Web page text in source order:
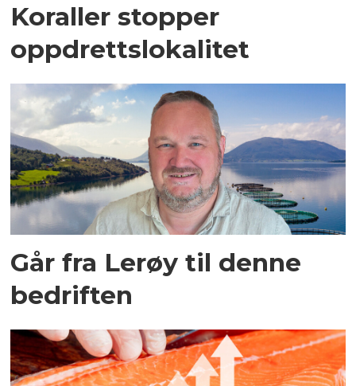
Koraller stopper
oppdrettslokalitet
Går fra Lerøy til denne
bedriften